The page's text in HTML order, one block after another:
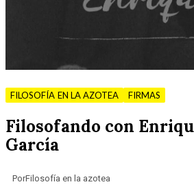
FILOSOFÍA EN LA AZOTEA FIRMAS
Filosofando con
García
PorFilosofía en la azotea